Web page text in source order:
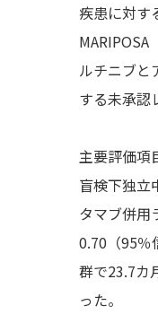
疾患に対す
ルチニブと
する未承認
主要評価項
盲検下独立
タマブ併用
0.70（95％
群で23.7カ
った。